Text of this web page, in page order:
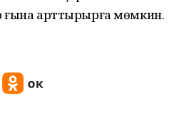
ғына арттырырға мөмкин.